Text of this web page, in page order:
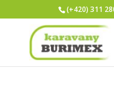
(+420) 311